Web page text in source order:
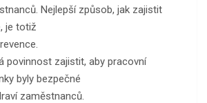
Nejlepší způsob, jak zajistit
je totiž
povinnost zajistit, aby pracovní
byly bezpečné
zaměstnanců.